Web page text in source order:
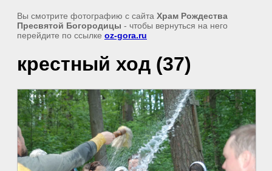
Вы смотрите фотографию с сайта Храм Рождества
Пресвятой Богородицы - чтобы вернуться на него
перейдите по ссылке oz-gora.ru
крестный ход (37)